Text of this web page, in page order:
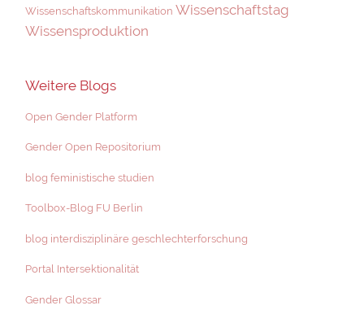
Wissenschaftskommunikation Wissenschaftstag
Wissensproduktion
Weitere Blogs
Open Gender Platform
Gender Open Repositorium
blog feministische studien
Toolbox-Blog FU Berlin
blog interdisziplinäre geschlechterforschung
Portal Intersektionalität
Gender Glossar